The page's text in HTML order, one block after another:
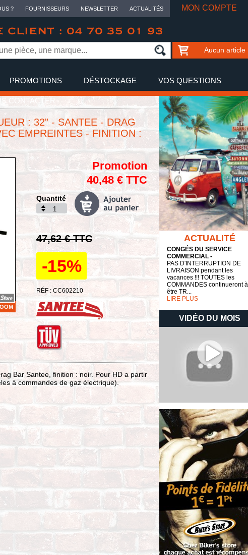
? FOURNISSEURS NEWSLETTER ACTUALITÉS MON COMPTE
CLIENT : 04 70 35 01 93
Aucun article
PROMOTIONS DÉSTOCKAGE VOS QUESTIONS
CONTACTER
: 32" - SANTEE - DRAG
EMPREINTES - FINITION :
Promotion
40,48 € TTC
Quantité
47,62 € TTC
-15%
RÉF : CC602210
Bar Santee, finition : noir. Pour HD a partir
à commandes de gaz électrique).
ACTUALITÉ
CONGÉS DU SERVICE
COMMERCIAL -
PAS D'INTERRUPTION DE
LIVRAISON pendant les
vacances !!! TOUTES les
COMMANDES continueront à
être TR...
LIRE PLUS
VIDÉO DU MOIS